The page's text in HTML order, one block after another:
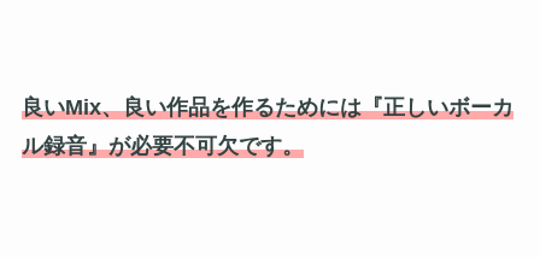
良いMix、良い作品を作るためには『正しいボーカ
ル録音』が必要不可欠です。